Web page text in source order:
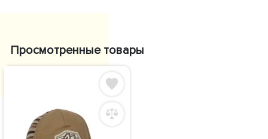
Просмотренные товары